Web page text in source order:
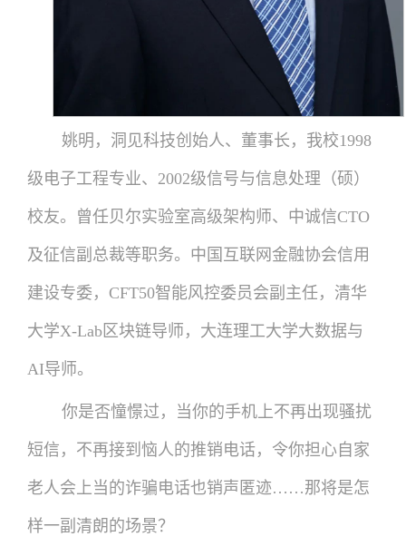
姚明，洞见科技创始人、董事长，我校1998
级电子工程专业、2002级信号与信息处理（硕）
校友。曾任贝尔实验室高级架构师、中诚信CTO
及征信副总裁等职务。中国互联网金融协会信用
建设专委，CFT50智能风控委员会副主任，清华
大学X-Lab区块链导师，大连理工大学大数据与
AI导师。
你是否憧憬过，当你的手机上不再出现骚扰
短信，不再接到恼人的推销电话，令你担心自家
老人会上当的诈骗电话也销声匿迹……那将是怎
样一副清朗的场景？